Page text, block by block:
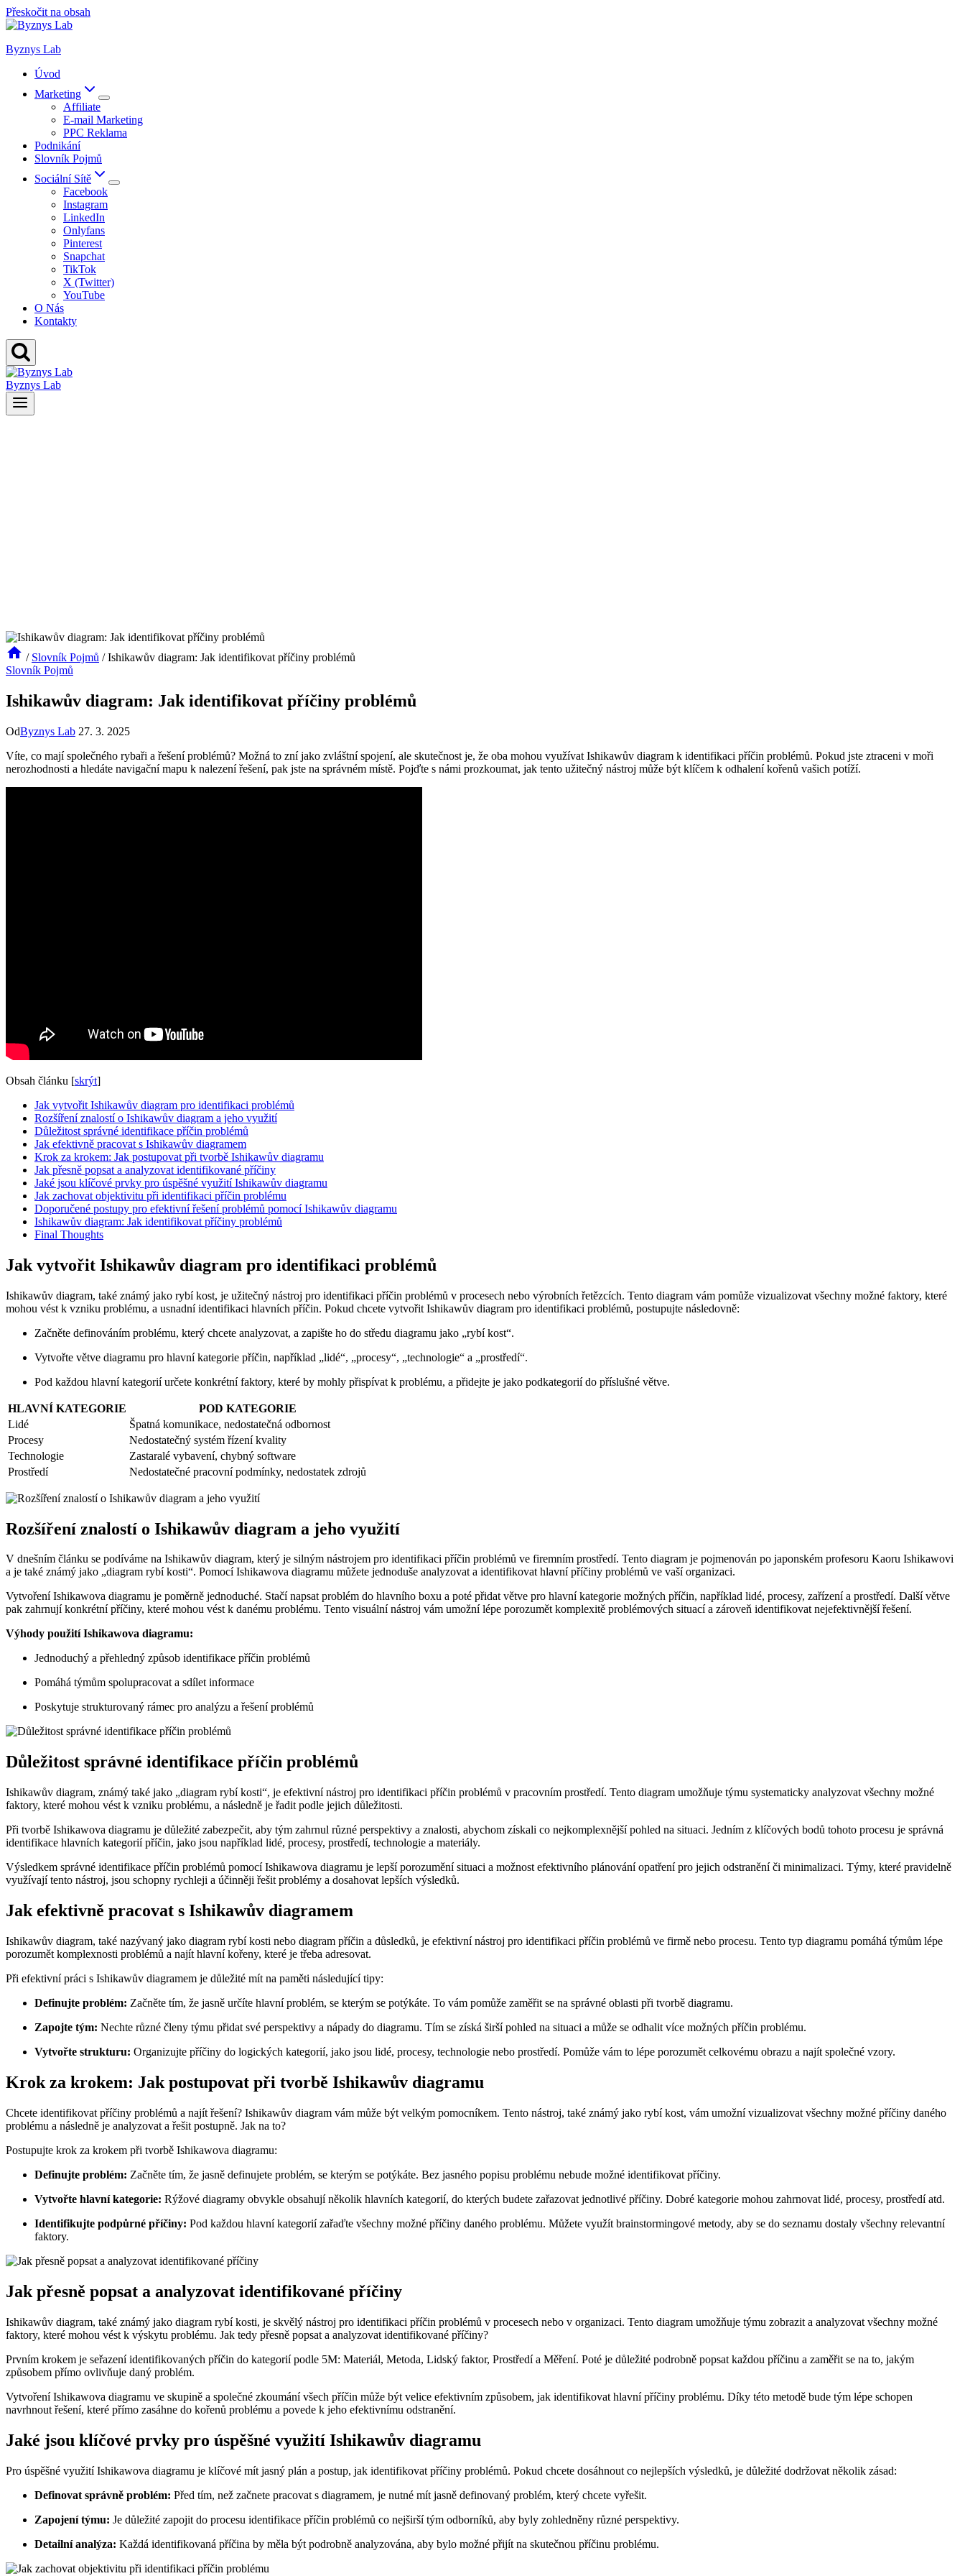
Přeskočit na obsah
Byznys Lab
Úvod
Marketing
Affiliate
E-mail Marketing
PPC Reklama
Podnikání
Slovník Pojmů
Sociální Sítě
Facebook
Instagram
LinkedIn
Onlyfans
Pinterest
Snapchat
TikTok
X (Twitter)
YouTube
O Nás
Kontakty
Byznys Lab
/ Slovník Pojmů / Ishikawův diagram: Jak identifikovat příčiny problémů
Slovník Pojmů
Ishikawův diagram: Jak identifikovat příčiny problémů
OdByznys Lab 27. 3. 2025
Víte, co mají společného rybaři a řešení problémů? Možná to zní jako zvláštní spojení, ale skutečnost je, že oba mohou využívat Ishikawův diagram k identifikaci příčin problémů. Pokud jste ztraceni v moři
nerozhodnosti a hledáte navigační mapu k nalezení řešení, pak jste na správném místě. Pojďte s námi prozkoumat, jak tento užitečný nástroj může být klíčem k odhalení kořenů vašich potíží.
Obsah článku [skrýt]
Jak vytvořit Ishikawův diagram pro identifikaci problémů
Rozšíření znalostí o Ishikawův diagram a jeho využití
Důležitost správné identifikace příčin problémů
Jak efektivně pracovat s Ishikawův diagramem
Krok za krokem: Jak postupovat při tvorbě Ishikawův diagramu
Jak přesně popsat a analyzovat identifikované příčiny
Jaké jsou klíčové prvky pro úspěšné využití Ishikawův diagramu
Jak zachovat objektivitu při identifikaci příčin problému
Doporučené postupy pro efektivní řešení problémů pomocí Ishikawův diagramu
Ishikawův diagram: Jak identifikovat příčiny problémů
Final Thoughts
Jak vytvořit Ishikawův diagram pro identifikaci problémů
Ishikawův diagram, také známý jako rybí kost, je užitečný nástroj pro identifikaci příčin problémů v procesech nebo výrobních řetězcích. Tento diagram vám pomůže vizualizovat všechny možné faktory, které
mohou vést k vzniku problému, a usnadní identifikaci hlavních příčin. Pokud chcete vytvořit Ishikawův diagram pro identifikaci problémů, postupujte následovně:
Začněte definováním problému, který chcete analyzovat, a zapište ho do středu diagramu jako „rybí kost“.
Vytvořte větve diagramu pro hlavní kategorie příčin, například „lidé“, „procesy“, „technologie“ a „prostředí“.
Pod každou hlavní kategorií určete konkrétní faktory, které by mohly přispívat k problému, a přidejte je jako podkategorií do příslušné větve.
HLAVNÍ KATEGORIE
POD KATEGORIE
Lidé
Špatná komunikace, nedostatečná odbornost
Procesy
Nedostatečný systém řízení kvality
Technologie
Zastaralé vybavení, chybný software
Prostředí
Nedostatečné pracovní podmínky, nedostatek zdrojů
Rozšíření znalostí o Ishikawův diagram a jeho využití
V dnešním článku se podíváme na Ishikawův diagram, který je silným nástrojem pro identifikaci příčin problémů ve firemním prostředí. Tento diagram je pojmenován po japonském profesoru Kaoru Ishikawovi
a je také známý jako „diagram rybí kosti“. Pomocí Ishikawova diagramu můžete jednoduše analyzovat a identifikovat hlavní příčiny problémů ve vaší organizaci.
Vytvoření Ishikawova diagramu je poměrně jednoduché. Stačí napsat problém do hlavního boxu a poté přidat větve pro hlavní kategorie možných příčin, například lidé, procesy, zařízení a prostředí. Další větve
pak zahrnují konkrétní příčiny, které mohou vést k danému problému. Tento visuální nástroj vám umožní lépe porozumět komplexitě problémových situací a zároveň identifikovat nejefektivnější řešení.
Výhody použití Ishikawova diagramu:
Jednoduchý a přehledný způsob identifikace příčin problémů
Pomáhá týmům spolupracovat a sdílet informace
Poskytuje strukturovaný rámec pro analýzu a řešení problémů
Důležitost správné identifikace příčin problémů
Ishikawův diagram, známý také jako „diagram rybí kosti“, je efektivní nástroj pro identifikaci příčin problémů v pracovním prostředí. Tento diagram umožňuje týmu systematicky analyzovat všechny možné
faktory, které mohou vést k vzniku problému, a následně je řadit podle jejich důležitosti.
Při tvorbě Ishikawova diagramu je důležité zabezpečit, aby tým zahrnul různé perspektivy a znalosti, abychom získali co nejkomplexnější pohled na situaci. Jedním z klíčových bodů tohoto procesu je správná
identifikace hlavních kategorií příčin, jako jsou například lidé, procesy, prostředí, technologie a materiály.
Výsledkem správné identifikace příčin problémů pomocí Ishikawova diagramu je lepší porozumění situaci a možnost efektivního plánování opatření pro jejich odstranění či minimalizaci. Týmy, které pravidelně
využívají tento nástroj, jsou schopny rychleji a účinněji řešit problémy a dosahovat lepších výsledků.
Jak efektivně pracovat s Ishikawův diagramem
Ishikawův diagram, také nazývaný jako diagram rybí kosti nebo diagram příčin a důsledků, je efektivní nástroj pro identifikaci příčin problémů ve firmě nebo procesu. Tento typ diagramu pomáhá týmům lépe
porozumět komplexnosti problémů a najít hlavní kořeny, které je třeba adresovat.
Při efektivní práci s Ishikawův diagramem je důležité mít na paměti následující tipy:
Definujte problém: Začněte tím, že jasně určíte hlavní problém, se kterým se potýkáte. To vám pomůže zaměřit se na správné oblasti při tvorbě diagramu.
Zapojte tým: Nechte různé členy týmu přidat své perspektivy a nápady do diagramu. Tím se získá širší pohled na situaci a může se odhalit více možných příčin problému.
Vytvořte strukturu: Organizujte příčiny do logických kategorií, jako jsou lidé, procesy, technologie nebo prostředí. Pomůže vám to lépe porozumět celkovému obrazu a najít společné vzory.
Krok za krokem: Jak postupovat při tvorbě Ishikawův diagramu
Chcete identifikovat příčiny problémů a najít řešení? Ishikawův diagram vám může být velkým pomocníkem. Tento nástroj, také známý jako rybí kost, vám umožní vizualizovat všechny možné příčiny daného
problému a následně je analyzovat a řešit postupně. Jak na to?
Postupujte krok za krokem při tvorbě Ishikawova diagramu:
Definujte problém: Začněte tím, že jasně definujete problém, se kterým se potýkáte. Bez jasného popisu problému nebude možné identifikovat příčiny.
Vytvořte hlavní kategorie: Rýžové diagramy obvykle obsahují několik hlavních kategorií, do kterých budete zařazovat jednotlivé příčiny. Dobré kategorie mohou zahrnovat lidé, procesy, prostředí atd.
Identifikujte podpůrné příčiny: Pod každou hlavní kategorií zařaďte všechny možné příčiny daného problému. Můžete využít brainstormingové metody, aby se do seznamu dostaly všechny relevantní
faktory.
Jak přesně popsat a analyzovat identifikované příčiny
Ishikawův diagram, také známý jako diagram rybí kosti, je skvělý nástroj pro identifikaci příčin problémů v procesech nebo v organizaci. Tento diagram umožňuje týmu zobrazit a analyzovat všechny možné
faktory, které mohou vést k výskytu problému. Jak tedy přesně popsat a analyzovat identifikované příčiny?
Prvním krokem je seřazení identifikovaných příčin do kategorií podle 5M: Materiál, Metoda, Lidský faktor, Prostředí a Měření. Poté je důležité podrobně popsat každou příčinu a zaměřit se na to, jakým
způsobem přímo ovlivňuje daný problém.
Vytvoření Ishikawova diagramu ve skupině a společné zkoumání všech příčin může být velice efektivním způsobem, jak identifikovat hlavní příčiny problému. Díky této metodě bude tým lépe schopen
navrhnout řešení, které přímo zasáhne do kořenů problému a povede k jeho efektivnímu odstranění.
Jaké jsou klíčové prvky pro úspěšné využití Ishikawův diagramu
Pro úspěšné využití Ishikawova diagramu je klíčové mít jasný plán a postup, jak identifikovat příčiny problémů. Pokud chcete dosáhnout co nejlepších výsledků, je důležité dodržovat několik zásad:
Definovat správně problém: Před tím, než začnete pracovat s diagramem, je nutné mít jasně definovaný problém, který chcete vyřešit.
Zapojení týmu: Je důležité zapojit do procesu identifikace příčin problémů co nejširší tým odborníků, aby byly zohledněny různé perspektivy.
Detailní analýza: Každá identifikovaná příčina by měla být podrobně analyzována, aby bylo možné přijít na skutečnou příčinu problému.